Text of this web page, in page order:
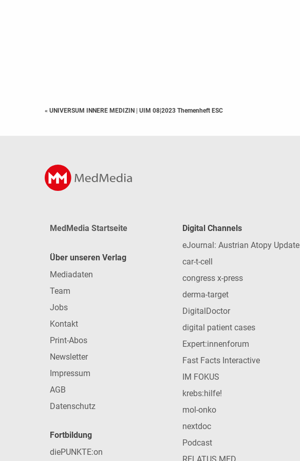
« UNIVERSUM INNERE MEDIZIN | UIM 08|2023 Themenheft ESC
MedMedia Startseite
Über unseren Verlag
Mediadaten
Team
Jobs
Kontakt
Print-Abos
Newsletter
Impressum
AGB
Datenschutz
Fortbildung
diePUNKTE:on
Digital Channels
eJournal: Austrian Atopy Update
car-t-cell
congress x-press
derma-target
DigitalDoctor
digital patient cases
Expert:innenforum
Fast Facts Interactive
IM FOKUS
krebs:hilfe!
mol-onko
nextdoc
Podcast